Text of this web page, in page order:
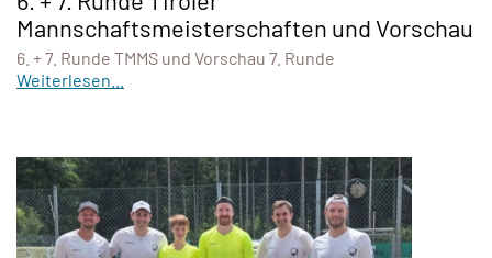
Mannschaftsmeisterschaften und Vorschau
6. + 7. Runde TMMS und Vorschau 7. Runde
Weiterlesen...